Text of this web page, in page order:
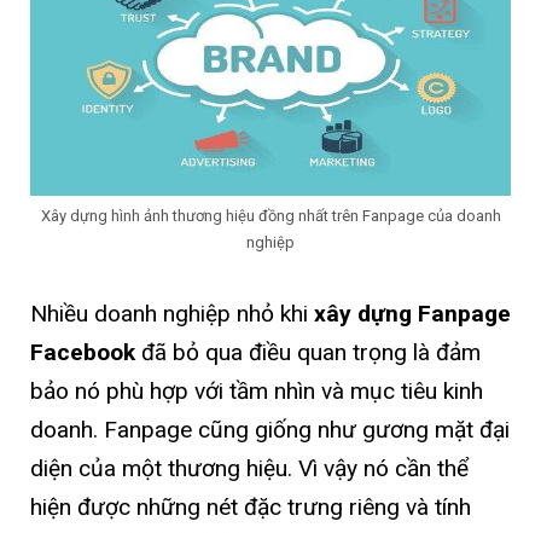
Xây dựng hình ảnh thương hiệu đồng nhất trên Fanpage của doanh
nghiệp
Nhiều doanh nghiệp nhỏ khi xây dựng Fanpage
Facebookđã bỏ qua điều quan trọng là đảm
bảo nó phù hợp với tầm nhìn và mục tiêu kinh
doanh. Fanpage cũng giống như gương mặt đại
diện của một thương hiệu. Vì vậy nó cần thể
hiện được những nét đặc trưng riêng và tính